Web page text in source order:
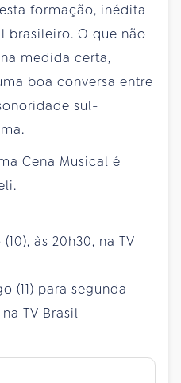
formação, inédita
brasileiro. O que não
medida certa,
boa conversa entre
sul-
Cena Musical é
às 20h30, na TV
(11) para segunda-
TV Brasil